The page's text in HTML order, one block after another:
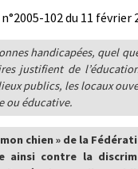
102 du 11 février
handicapées, quel
justifient de
publics, les locaux
ou éducative.
chien » de la
ainsi contre la